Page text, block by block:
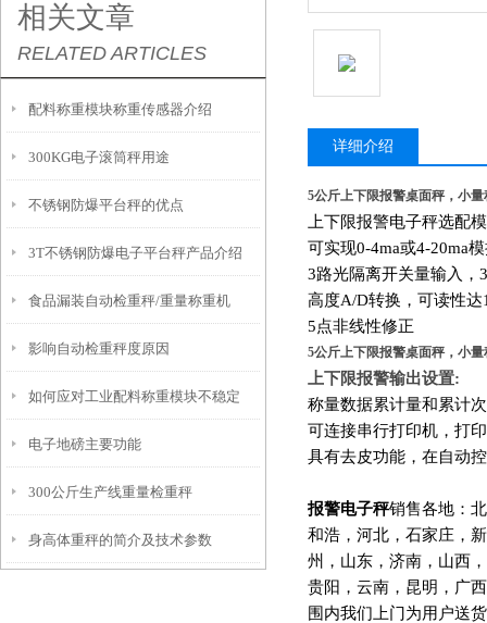
相关文章
RELATED ARTICLES
配料称重模块称重传感器介绍
300KG电子滚筒秤用途
不锈钢防爆平台秤的优点
3T不锈钢防爆电子平台秤产品介绍
食品漏装自动检重秤/重量称重机
影响自动检重秤度原因
如何应对工业配料称重模块不稳定
电子地磅主要功能
300公斤生产线重量检重秤
身高体重秤的简介及技术参数
详细介绍
5公斤上下限报警桌面秤，小
上下限报警电子秤选配
可实现0-4ma或4-20ma
3路光隔离开关量输入，
高度A/D转换，可读性
5点非线性修正
5公斤上下限报警桌面秤，小
上下限报警输出设置:
称量数据累计量和累计
可连接串行打印机，打
具有去皮功能，在自动
报警电子秤销售各地：
和浩，河北，石家庄，
州，山东，济南，山西
贵阳，云南，昆明，广
围内我们上门为用户送